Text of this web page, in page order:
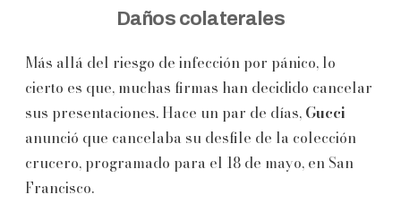
Daños colaterales
Más allá del riesgo de infección por pánico, lo
cierto es que, muchas firmas han decidido cancelar
sus presentaciones. Hace un par de días, Gucci
anunció que cancelaba su desfile de la colección
crucero, programado para el 18 de mayo, en San
Francisco.